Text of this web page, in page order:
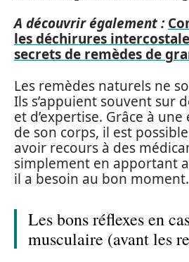
A découvrir également :
les déchirures
secrets de remèdes de
Les remèdes naturels ne
Ils s’appuient souvent sur
et d’expertise. Grâce à
de son corps, il est
avoir recours à des
simplement en apportant
il a besoin au bon moment.
Les bons réflexes en
musculaire (avant les